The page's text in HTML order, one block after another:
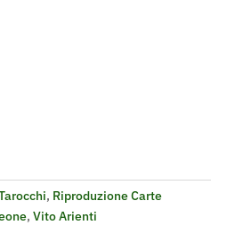
, Riproduzione Carte
, Vito Arienti